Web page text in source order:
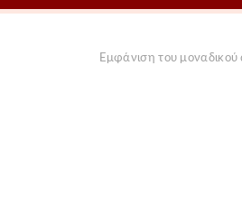
Εμφάνιση του μοναδικού